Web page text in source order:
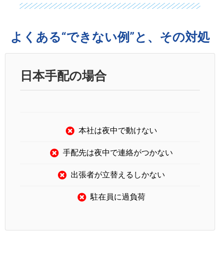
よくある“できない例”と、その対処
日本手配の場合
本社は夜中で動けない
手配先は夜中で連絡がつかない
出張者が立替えるしかない
駐在員に過負荷